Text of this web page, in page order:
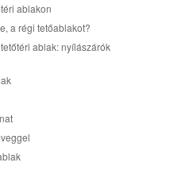
ablakon
a régi tetőablakot?
ablak: nyílászárók